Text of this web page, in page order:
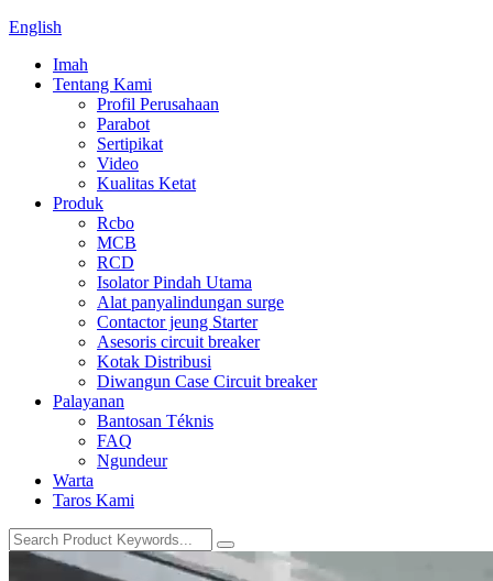
English
Imah
Tentang Kami
Profil Perusahaan
Parabot
Sertipikat
Video
Kualitas Ketat
Produk
Rcbo
MCB
RCD
Isolator Pindah Utama
Alat panyalindungan surge
Contactor jeung Starter
Asesoris circuit breaker
Kotak Distribusi
Diwangun Case Circuit breaker
Palayanan
Bantosan Téknis
FAQ
Ngundeur
Warta
Taros Kami